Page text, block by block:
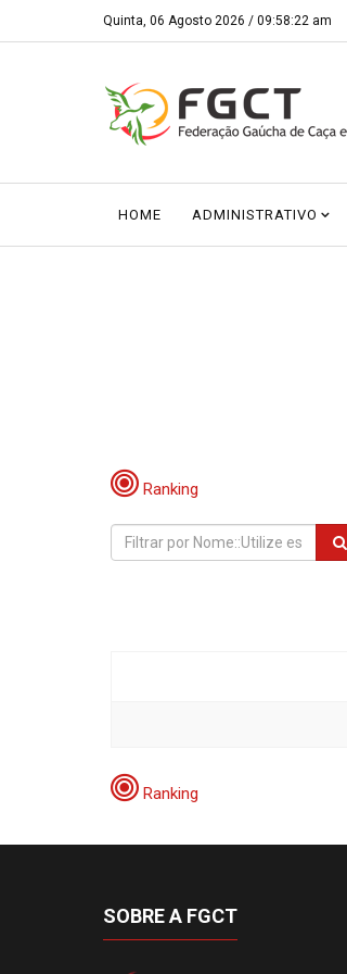
Quinta, 06 Agosto 2026 / 09:58:22 am
HOME ADMINISTRATIVO
Ranking
Ranking
SOBRE A FGCT